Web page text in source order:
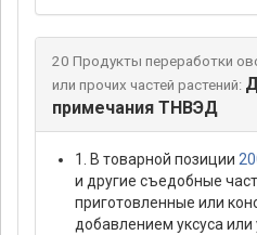
20 Продукты переработки
или прочих частей растений:
примечания ТНВЭД
1. В товарной позиции
и другие съедобные
приготовленные или
добавлением уксуса или